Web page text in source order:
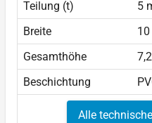
Teilung (t)
5
Breite
Gesamthöhe
Beschichtung
Alle